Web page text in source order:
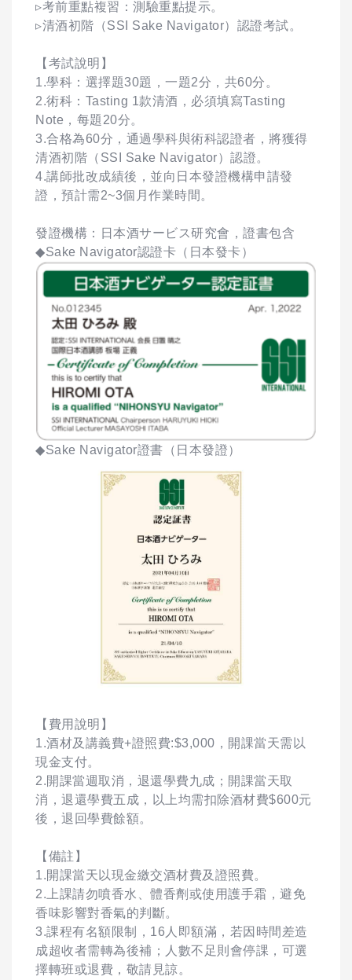
▹考前重點複習：測驗重點提示。
▹清酒初階（SSI Sake Navigator）認證考試。
【考試說明】
1.學科：選擇題30題，一題2分，共60分。
2.術科：Tasting 1款清酒，必須填寫Tasting
Note，每題20分。
3.合格為60分，通過學科與術科認證者，將獲得
清酒初階（SSI Sake Navigator）認證。
4.講師批改成績後，並向日本發證機構申請發
證，預計需2~3個月作業時間。
發證機構：日本酒サービス研究會，證書包含
◆Sake Navigator認證卡（日本發卡）
◆Sake Navigator證書（日本發證）
【費用說明】
1.酒材及講義費+證照費:$3,000，開課當天需以
現金支付。
2.開課當週取消，退還學費九成；開課當天取
消，退還學費五成，以上均需扣除酒材費$600元
後，退回學費餘額。
【備註】
1.開課當天以現金繳交酒材費及證照費。
2.上課請勿噴香水、體香劑或使用護手霜，避免
香味影響對香氣的判斷。
3.課程有名額限制，16人即額滿，若因時間差造
成超收者需轉為後補；人數不足則會停課，可選
擇轉班或退費，敬請見諒。